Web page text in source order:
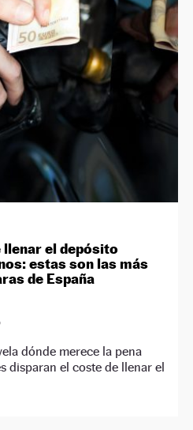
llenar el depósito
estas son las más
de España
dónde merece la pena
disparan el coste de llenar el